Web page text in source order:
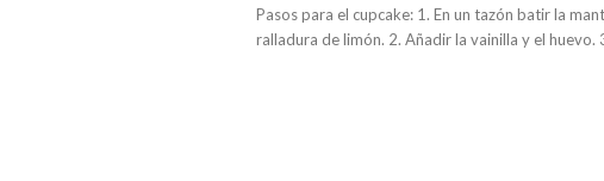
Pasos para el cupcake: 1. En un tazón batir la
ralladura de limón. 2. Añadir la vainilla y el huevo.